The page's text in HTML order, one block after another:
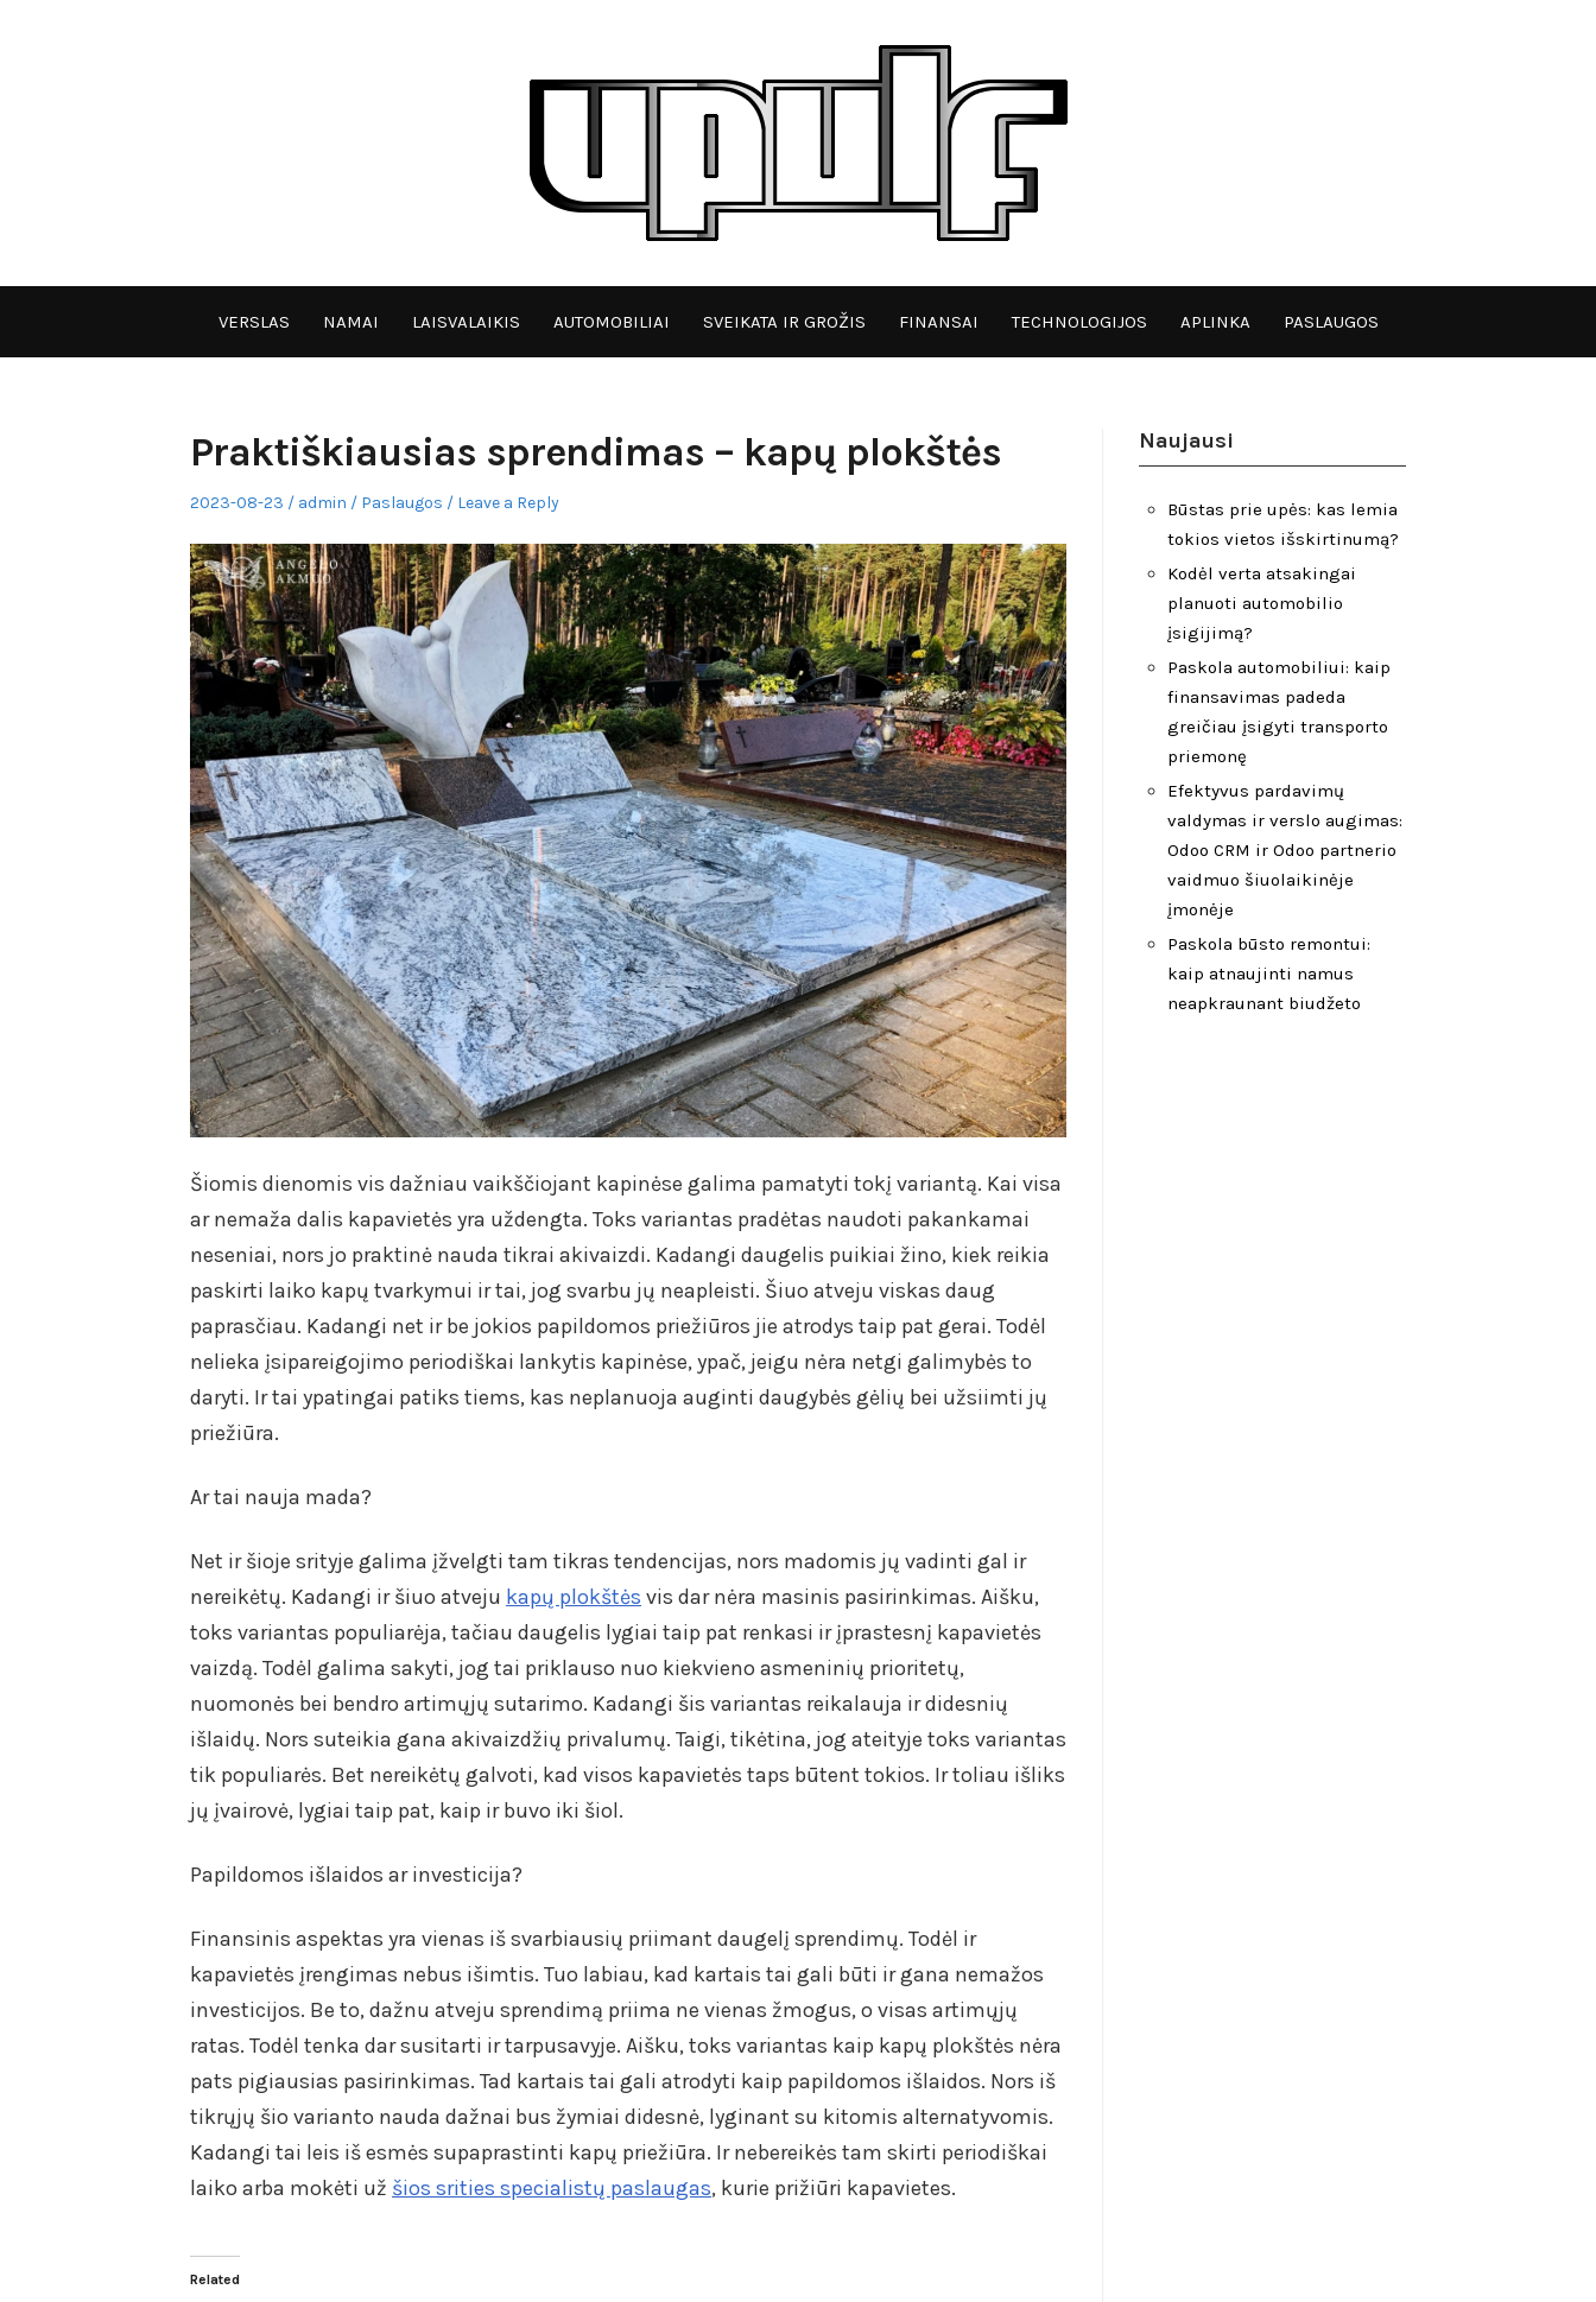
VPULF
VERSLAS NAMAI LAISVALAIKIS AUTOMOBILIAI SVEIKATA IR GROŽIS FINANSAI TECHNOLOGIJOS APLINKA PASLAUGOS
Praktiškiausias sprendimas – kapų plokštės
Posted
2023-08-23 Author
admin
Posted
Paslaugos Leave a Reply
Šiomis dienomis vis dažniau vaikščiojant kapinėse galima pamatyti tokį variantą. Kai visa
ar nemaža dalis kapavietės yra uždengta. Toks variantas pradėtas naudoti pakankamai
neseniai, nors jo praktinė nauda tikrai akivaizdi. Kadangi daugelis puikiai žino, kiek reikia
paskirti laiko kapų tvarkymui ir tai, jog svarbu jų neapleisti. Šiuo atveju viskas daug
paprasčiau. Kadangi net ir be jokios papildomos priežiūros jie atrodys taip pat gerai. Todėl
nelieka įsipareigojimo periodiškai lankytis kapinėse, ypač, jeigu nėra netgi galimybės to
daryti. Ir tai ypatingai patiks tiems, kas neplanuoja auginti daugybės gėlių bei užsiimti jų
priežiūra.
Ar tai nauja mada?
Net ir šioje srityje galima įžvelgti tam tikras tendencijas, nors madomis jų vadinti gal ir
nereikėtų. Kadangi ir šiuo atveju kapų plokštės vis dar nėra masinis pasirinkimas. Aišku,
toks variantas populiarėja, tačiau daugelis lygiai taip pat renkasi ir įprastesnį kapavietės
vaizdą. Todėl galima sakyti, jog tai priklauso nuo kiekvieno asmeninių prioritetų,
nuomonės bei bendro artimųjų sutarimo. Kadangi šis variantas reikalauja ir didesnių
išlaidų. Nors suteikia gana akivaizdžių privalumų. Taigi, tikėtina, jog ateityje toks variantas
tik populiarės. Bet nereikėtų galvoti, kad visos kapavietės taps būtent tokios. Ir toliau išliks
jų įvairovė, lygiai taip pat, kaip ir buvo iki šiol.
Papildomos išlaidos ar investicija?
Finansinis aspektas yra vienas iš svarbiausių priimant daugelį sprendimų. Todėl ir
kapavietės įrengimas nebus išimtis. Tuo labiau, kad kartais tai gali būti ir gana nemažos
investicijos. Be to, dažnu atveju sprendimą priima ne vienas žmogus, o visas artimųjų
ratas. Todėl tenka dar susitarti ir tarpusavyje. Aišku, toks variantas kaip kapų plokštės nėra
pats pigiausias pasirinkimas. Tad kartais tai gali atrodyti kaip papildomos išlaidos. Nors iš
tikrųjų šio varianto nauda dažnai bus žymiai didesnė, lyginant su kitomis alternatyvomis.
Kadangi tai leis iš esmės supaprastinti kapų priežiūra. Ir nebereikės tam skirti periodiškai
laiko arba mokėti už šios srities specialistų paslaugas, kurie prižiūri kapavietes.
Related
Naujausi
Būstas prie upės: kas lemia
tokios vietos išskirtinumą?
Kodėl verta atsakingai
planuoti automobilio
įsigijimą?
Paskola automobiliui: kaip
finansavimas padeda
greičiau įsigyti transporto
priemonę
Efektyvus pardavimų
valdymas ir verslo augimas:
Odoo CRM ir Odoo partnerio
vaidmuo šiuolaikinėje
įmonėje
Paskola būsto remontui:
kaip atnaujinti namus
neapkraunant biudžeto